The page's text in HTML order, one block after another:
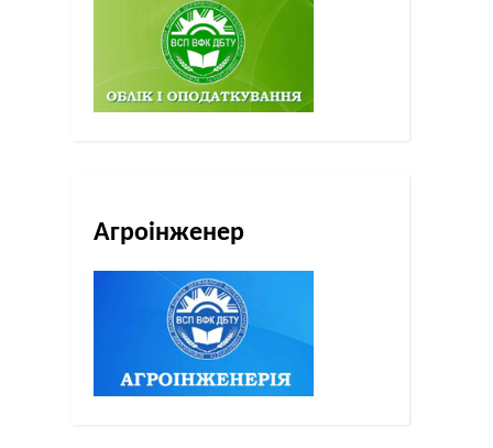
Агроінженер